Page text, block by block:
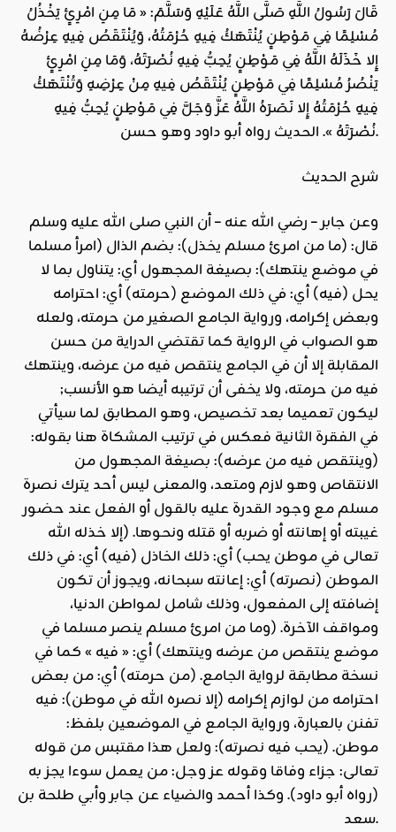
قَالَ رَسُولُ اللَّهِ صَلَّى اللَّهُ عَلَيْهِ وَسَلَّمَ: « مَا مِنِ امْرِئٍ يَخْذُلُ
مُسْلِمًا فِي مَوْطِنٍ يُنْتَهَكُ فِيهِ حُرْمَتُهُ، وَيُنْتَقَصُ فِيهِ عِرْضُهُ
إِلا خَذَلَهُ اللَّهُ فِي مَوْطِنٍ يُحِبُّ فِيهِ نُصْرَتَهُ، وَمَا مِنِ امْرِئٍ
يَنْصُرُ مُسْلِمًا فِي مَوْطِنٍ يُنْتَقَصُ فِيهِ مِنْ عِرْضِهِ وَتُنْتَهَكُ
فِيهِ حُرْمَتُهُ إِلا نَصَرَهُ اللَّهُ عَزَّ وَجَلَّ فِي مَوْطِنٍ يُحِبُّ فِيهِ
نُصْرَتَهُ ». الحديث رواه أبو داود وهو حسن.
شرح الحديث
وعن جابر – رضي الله عنه – أن النبي صلى الله عليه وسلم
قال: (ما من امرئ مسلم يخذل): بضم الذال (امرأ مسلما
في موضع ينتهك): بصيغة المجهول أي: يتناول بما لا
يحل (فيه) أي: في ذلك الموضع (حرمته) أي: احترامه
وبعض إكرامه، ورواية الجامع الصغير من حرمته، ولعله
هو الصواب في الرواية كما تقتضي الدراية من حسن
المقابلة إلا أن في الجامع ينتقص فيه من عرضه، وينتهك
فيه من حرمته، ولا يخفى أن ترتيبه أيضا هو الأنسب;
ليكون تعميما بعد تخصيص، وهو المطابق لما سيأتي
في الفقرة الثانية فعكس في ترتيب المشكاة هنا بقوله:
(وينتقص فيه من عرضه): بصيغة المجهول من
الانتقاص وهو لازم ومتعد، والمعنى ليس أحد يترك نصرة
مسلم مع وجود القدرة عليه بالقول أو الفعل عند حضور
غيبته أو إهانته أو ضربه أو قتله ونحوها. (إلا خذله الله
تعالى في موطن يحب) أي: ذلك الخاذل (فيه) أي: في ذلك
الموطن (نصرته) أي: إعانته سبحانه، ويجوز أن تكون
إضافته إلى المفعول، وذلك شامل لمواطن الدنيا،
ومواقف الآخرة. (وما من امرئ مسلم ينصر مسلما في
موضع ينتقص من عرضه وينتهك) أي: « فيه » كما في
نسخة مطابقة لرواية الجامع. (من حرمته) أي: من بعض
احترامه من لوازم إكرامه (إلا نصره الله في موطن): فيه
تفنن بالعبارة، ورواية الجامع في الموضعين بلفظ:
موطن. (يحب فيه نصرته): ولعل هذا مقتبس من قوله
تعالى: جزاء وفاقا وقوله عز وجل: من يعمل سوءا يجز به
(رواه أبو داود). وكذا أحمد والضياء عن جابر وأبي طلحة بن
سعد.